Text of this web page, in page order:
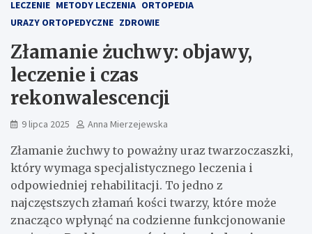
LECZENIE METODY LECZENIA ORTOPEDIA
URAZY ORTOPEDYCZNE ZDROWIE
Złamanie żuchwy: objawy,
leczenie i czas
rekonwalescencji
9 lipca 2025 Anna Mierzejewska
Złamanie żuchwy to poważny uraz twarzoczaszki,
który wymaga specjalistycznego leczenia i
odpowiedniej rehabilitacji. To jedno z
najczęstszych złamań kości twarzy, które może
znacząco wpłynąć na codzienne funkcjonowanie